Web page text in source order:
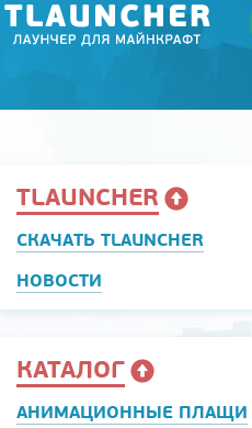
TLAUNCHER
СКАЧАТЬ TLAUNCHER
НОВОСТИ
КАТАЛОГ
АНИМАЦИОННЫЕ ПЛАЩИ